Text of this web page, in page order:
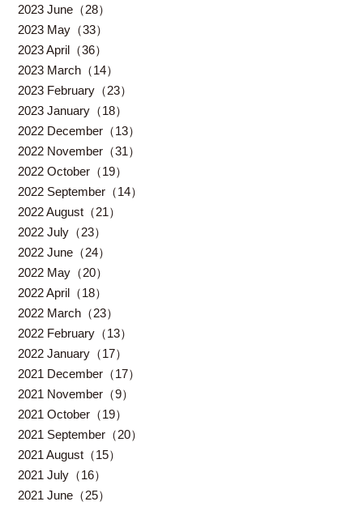
2023 June（28）
2023 May（33）
2023 April（36）
2023 March（14）
2023 February（23）
2023 January（18）
2022 December（13）
2022 November（31）
2022 October（19）
2022 September（14）
2022 August（21）
2022 July（23）
2022 June（24）
2022 May（20）
2022 April（18）
2022 March（23）
2022 February（13）
2022 January（17）
2021 December（17）
2021 November（9）
2021 October（19）
2021 September（20）
2021 August（15）
2021 July（16）
2021 June（25）